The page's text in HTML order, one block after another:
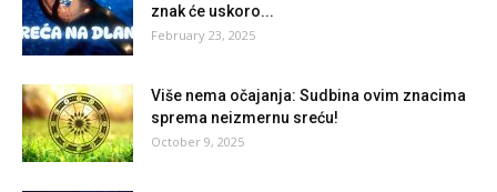
znak će uskoro...
February 23, 2025
Više nema očajanja: Sudbina ovim znacima
sprema neizmernu sreću!
October 9, 2025